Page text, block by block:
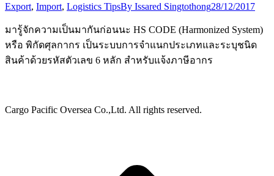
Export, Import, Logistics TipsBy Issared Singtothong28/12/2017
มารู้จักความเป็นมากันก่อนนะ HS CODE (Harmonized System)
หรือ พิกัดศุลกากร เป็นระบบการจำแนกประเภทและระบุชนิด
สินค้าด้วยรหัสตัวเลข 6 หลัก สำหรับแจ้งภาษีอากร
Cargo Pacific Oversea Co.,Ltd. All rights reserved.